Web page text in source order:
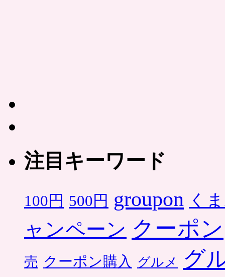
注目キーワード
100円 500円 groupon く
ャンペーン クーポン
売 クーポン購入 グルメ グ